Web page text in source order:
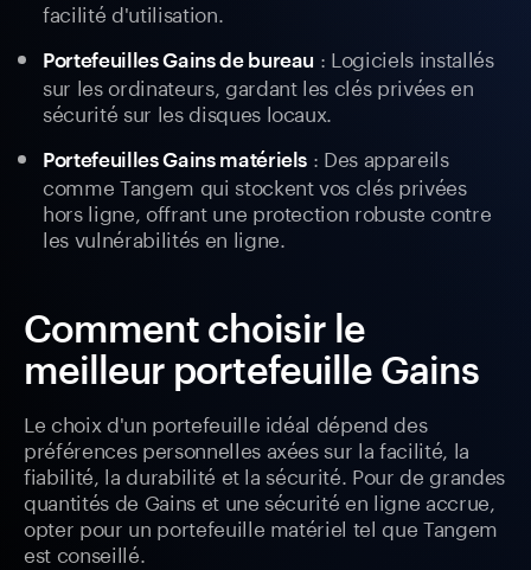
facilité d'utilisation.
Portefeuilles Gains de bureau : Logiciels installés
sur les ordinateurs, gardant les clés privées en
sécurité sur les disques locaux.
Portefeuilles Gains matériels : Des appareils
comme Tangem qui stockent vos clés privées
hors ligne, offrant une protection robuste contre
les vulnérabilités en ligne.
Comment choisir le
meilleur portefeuille Gains
Le choix d'un portefeuille idéal dépend des
préférences personnelles axées sur la facilité, la
fiabilité, la durabilité et la sécurité. Pour de grandes
quantités de Gains et une sécurité en ligne accrue,
opter pour un portefeuille matériel tel que Tangem
est conseillé.